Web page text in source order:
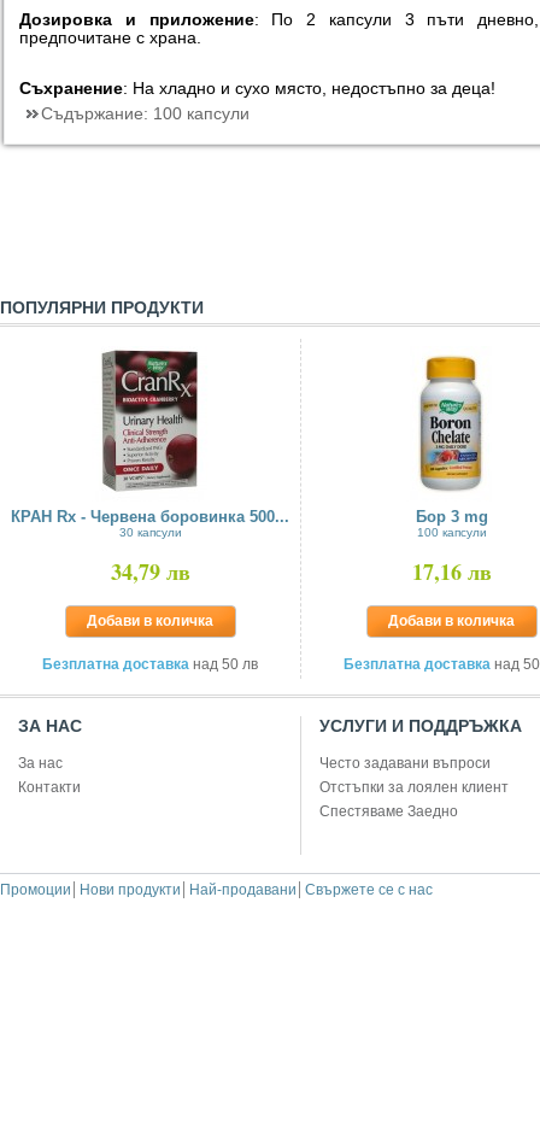
Дозировка и приложение: По 2 капсули 3 пъти
предпочитане с храна.
Съхранение: На хладно и сухо място, недостъпно за деца!
Съдържание: 100 капсули
ПОПУЛЯРНИ ПРОДУКТИ
КРАН Rx - Червена боровинка 500...
30 капсули
34,79 лв
Добави в количка
Безплатна доставка над 50 лв
Бор 3 mg
100 капсули
17,16 лв
Добави в количка
Безплатна доставка над
ЗА НАС
За нас
Контакти
УСЛУГИ И ПОДДРЪЖКА
Често задавани въпроси
Отстъпки за лоялен клиент
Спестяваме Заедно
Промоции Нови продукти Най-продавани Свържете се с нас